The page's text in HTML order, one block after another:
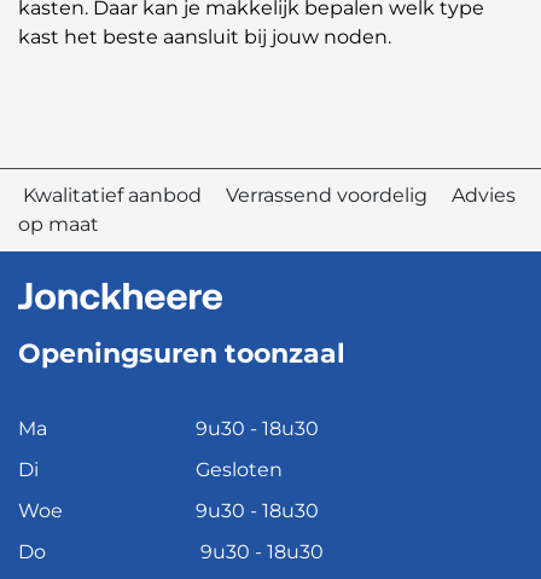
kasten. Daar kan je makkelijk bepalen welk type
kast het beste aansluit bij jouw noden.
Kwalitatief aanbod Verrassend voordelig Advies
op maat
Openingsuren toonzaal
Ma
9u30 - 18u30
Di
Gesloten
Woe
9u30 - 18u30
Do
9u30 - 18u30